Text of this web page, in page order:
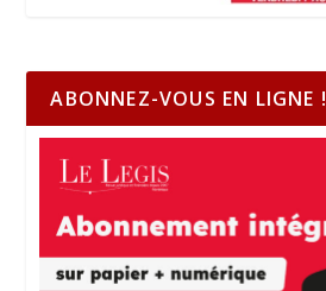
ABONNEZ-VOUS EN LIGNE !